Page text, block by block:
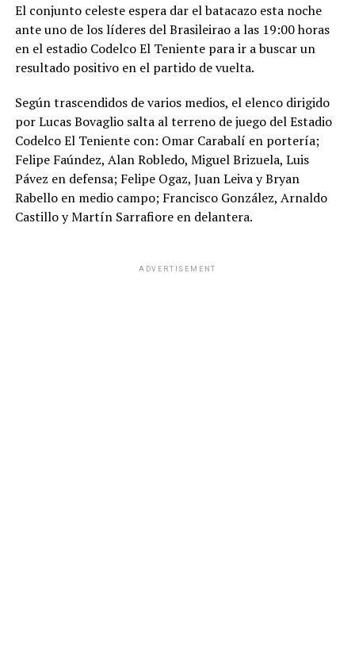
El conjunto celeste espera dar el batacazo esta noche
ante uno de los líderes del Brasileirao a las 19:00 horas
en el estadio Codelco El Teniente para ir a buscar un
resultado positivo en el partido de vuelta.
Según trascendidos de varios medios, el elenco dirigido
por Lucas Bovaglio salta al terreno de juego del Estadio
Codelco El Teniente con: Omar Carabalí en portería;
Felipe Faúndez, Alan Robledo, Miguel Brizuela, Luis
Pávez en defensa; Felipe Ogaz, Juan Leiva y Bryan
Rabello en medio campo; Francisco González, Arnaldo
Castillo y Martín Sarrafiore en delantera.
ADVERTISEMENT